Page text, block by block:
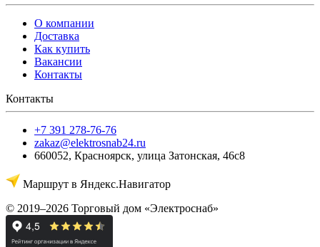
О компании
Доставка
Как купить
Вакансии
Контакты
Контакты
+7 391 278-76-76
zakaz@elektrosnab24.ru
660052, Красноярск, улица Затонская, 46с8
Маршрут в Яндекс.Навигатор
© 2019–2026 Торговый дом «Электроснаб»